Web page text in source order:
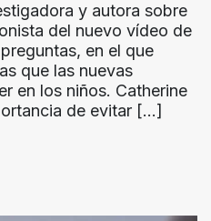
y autora sobre
del nuevo vídeo de
en el que
que las nuevas
en los niños. Catherine
de evitar […]